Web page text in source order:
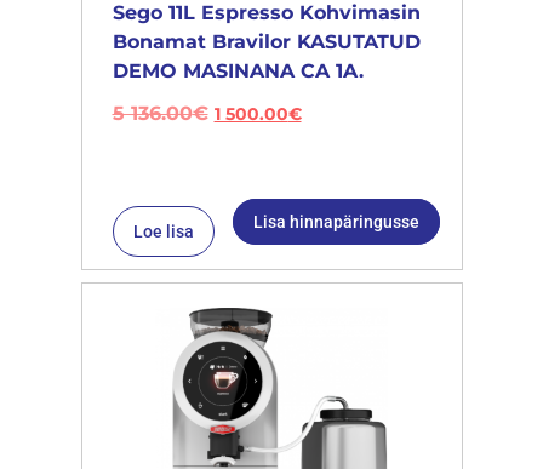
Sego 11L Espresso Kohvimasin
Bonamat Bravilor KASUTATUD
DEMO MASINANA CA 1A.
5 136.00€ 1 500.00€
Loe lisa Lisa hinnapäringusse